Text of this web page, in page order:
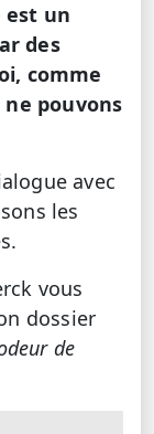
est un
des
comme
pouvons
avec
les
vous
dossier
de